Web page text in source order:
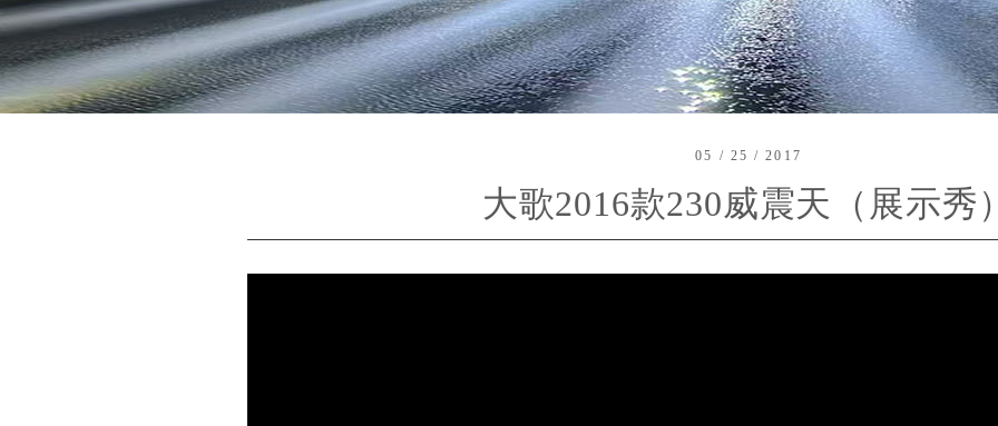
05 / 25 / 2017
大歌2016款230威震天（展示秀